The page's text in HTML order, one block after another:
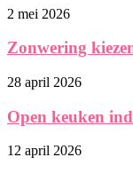
2 mei 2026
Zonwering
28 april 2026
Open keuken
12 april 2026